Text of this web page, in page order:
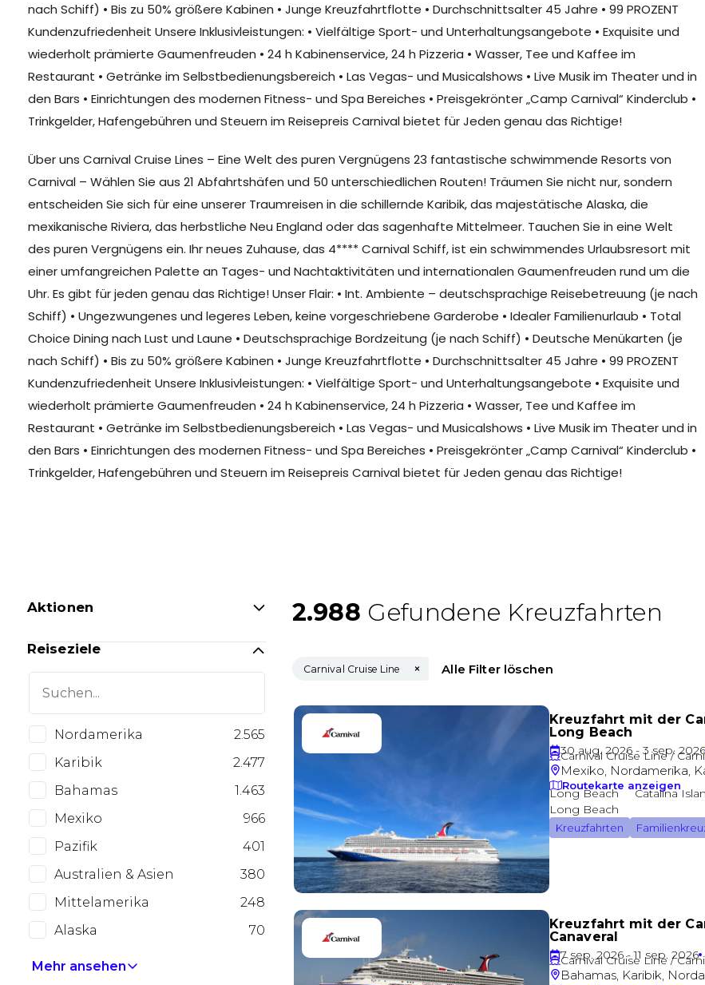
nach Schiff) • Bis zu 50% größere Kabinen • Junge Kreuzfahrtflotte • Durchschnittsalter 45 Jahre • 99 PROZENT
Kundenzufriedenheit Unsere Inklusivleistungen: • Vielfältige Sport- und Unterhaltungsangebote • Exquisite und
wiederholt prämierte Gaumenfreuden • 24 h Kabinenservice, 24 h Pizzeria • Wasser, Tee und Kaffee im
Restaurant • Getränke im Selbstbedienungsbereich • Las Vegas- und Musicalshows • Live Musik im Theater und in
den Bars • Einrichtungen des modernen Fitness- und Spa Bereiches • Preisgekrönter „Camp Carnival“ Kinderclub •
Trinkgelder, Hafengebühren und Steuern im Reisepreis Carnival bietet für Jeden genau das Richtige!
Über uns Carnival Cruise Lines – Eine Welt des puren Vergnügens 23 fantastische schwimmende Resorts von
Carnival – Wählen Sie aus 21 Abfahrtshäfen und 50 unterschiedlichen Routen! Träumen Sie nicht nur, sondern
entscheiden Sie sich für eine unserer Traumreisen in die schillernde Karibik, das majestätische Alaska, die
mexikanische Riviera, das herbstliche Neu England oder das sagenhafte Mittelmeer. Tauchen Sie in eine Welt
des puren Vergnügens ein. Ihr neues Zuhause, das 4**** Carnival Schiff, ist ein schwimmendes Urlaubsresort mit
einer umfangreichen Palette an Tages- und Nachtaktivitäten und internationalen Gaumenfreuden rund um die
Uhr. Es gibt für jeden genau das Richtige! Unser Flair: • Int. Ambiente – deutschsprachige Reisebetreuung (je nach
Schiff) • Ungezwungenes und legeres Leben, keine vorgeschriebene Garderobe • Idealer Familienurlaub • Total
Choice Dining nach Lust und Laune • Deutschsprachige Bordzeitung (je nach Schiff) • Deutsche Menükarten (je
nach Schiff) • Bis zu 50% größere Kabinen • Junge Kreuzfahrtflotte • Durchschnittsalter 45 Jahre • 99 PROZENT
Kundenzufriedenheit Unsere Inklusivleistungen: • Vielfältige Sport- und Unterhaltungsangebote • Exquisite und
wiederholt prämierte Gaumenfreuden • 24 h Kabinenservice, 24 h Pizzeria • Wasser, Tee und Kaffee im
Restaurant • Getränke im Selbstbedienungsbereich • Las Vegas- und Musicalshows • Live Musik im Theater und in
den Bars • Einrichtungen des modernen Fitness- und Spa Bereiches • Preisgekrönter „Camp Carnival“ Kinderclub •
Trinkgelder, Hafengebühren und Steuern im Reisepreis Carnival bietet für Jeden genau das Richtige!